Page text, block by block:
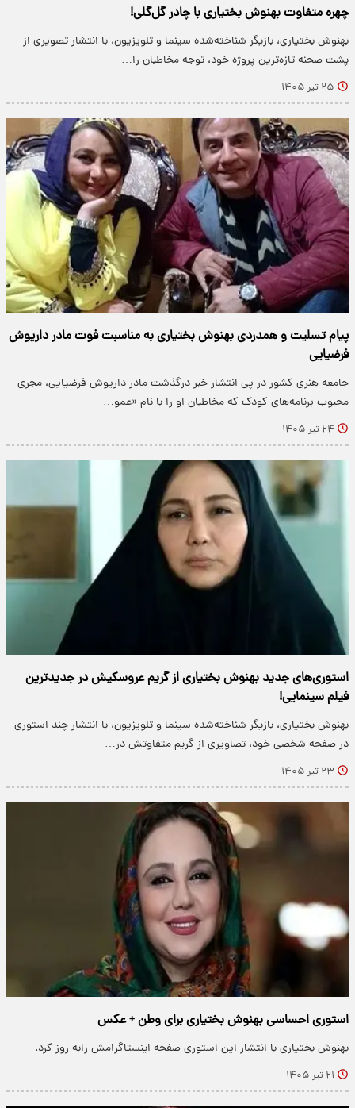
چهره متفاوت بهنوش بختیاری با چادر گل‌گلی!
بهنوش بختیاری، بازیگر شناخته‌شده سینما و تلویزیون، با انتشار تصویری از
پشت صحنه تازه‌ترین پروژه خود، توجه مخاطبان را…
۲۵ تیر ۱۴۰۵
پیام‌ تسلیت و همدردی بهنوش بختیاری به مناسبت فوت مادر داریوش
فرضیایی
جامعه هنری کشور در پی انتشار خبر درگذشت مادر داریوش فرضیایی، مجری
محبوب برنامه‌های کودک که مخاطبان او را با نام «عمو…
۲۴ تیر ۱۴۰۵
استوری‌های جدید بهنوش بختیاری از گریم عروسکیش در جدیدترین
فیلم سینمایی!
بهنوش بختیاری، بازیگر شناخته‌شده سینما و تلویزیون، با انتشار چند استوری
در صفحه شخصی خود، تصاویری از گریم متفاوتش در…
۲۳ تیر ۱۴۰۵
استوری احساسی بهنوش بختیاری برای وطن + عکس
بهنوش بختیاری با انتشار این استوری صفحه اینستاگرامش رابه روز کرد.
۲۱ تیر ۱۴۰۵